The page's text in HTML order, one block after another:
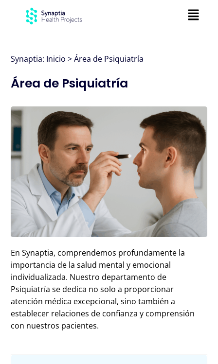
Menú
Synaptia: Inicio >Área de Psiquiatría
Área de Psiquiatría
En Synaptia, comprendemos profundamente la
importancia de la salud mental y emocional
individualizada. Nuestro departamento de
Psiquiatría se dedica no solo a proporcionar
atención médica excepcional, sino también a
establecer relaciones de confianza y comprensión
con nuestros pacientes.